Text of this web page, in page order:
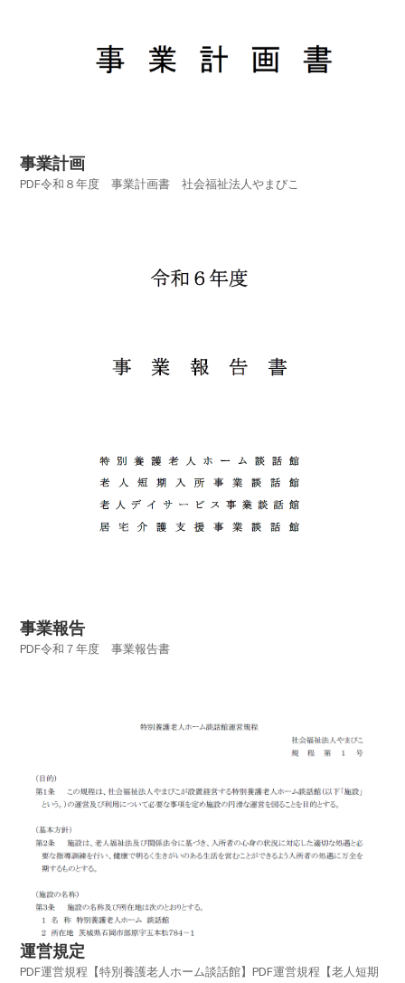
事業計画
PDF令和８年度 事業計画書 社会福祉法人やまびこ
事業報告
PDF令和７年度 事業報告書
運営規定
PDF運営規程【特別養護老人ホーム談話館】PDF運営規程【老人短期